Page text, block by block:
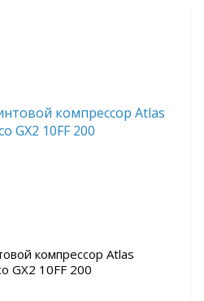
компрессор Atlas
GX2 10FF 200